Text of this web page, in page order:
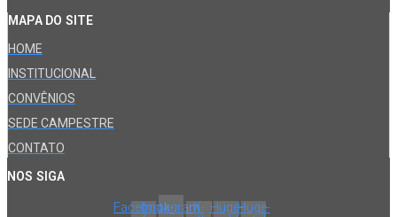
MAPA DO SITE
HOME
INSTITUCIONAL
CONVÊNIOS
SEDE CAMPESTRE
CONTATO
NOS SIGA
Facebook-
InstagramX- Huge-Huge-